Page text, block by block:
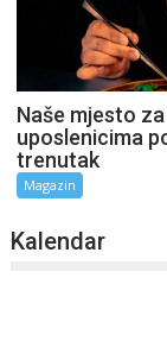
Naše mjesto
uposlenicima
trenutak
Magazin
Kalendar